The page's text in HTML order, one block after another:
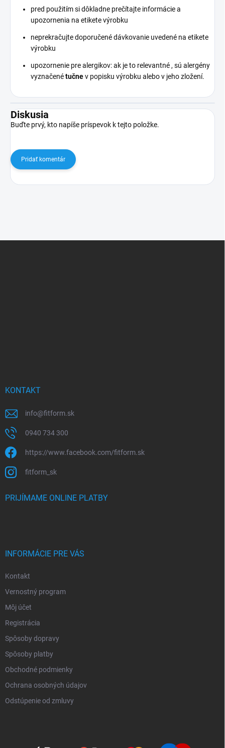
pred použitím si dôkladne prečítajte informácie a
upozornenia na etikete výrobku
neprekračujte doporučené dávkovanie uvedené na etikete
výrobku
upozornenie pre alergikov: ak je to relevantné , sú alergény
vyznačenétučnev popisku výrobku alebo v jeho zložení.
Diskusia
Buďte prvý, kto napíše príspevok k tejto položke.
Pridať komentár
KONTAKT
info@fitform.sk
0940 734 300
https://www.facebook.com/fitform.sk
fitform_sk
PRIJÍMAME ONLINE PLATBY
INFORMÁCIE PRE VÁS
Kontakt
Vernostný program
Môj účet
Registrácia
Spôsoby dopravy
Spôsoby platby
Obchodné podmienky
Ochrana osobných údajov
Odstúpenie od zmluvy